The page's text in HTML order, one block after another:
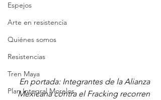
Espejos
Arte en resistencia
Quiénes somos
Resistencias
Tren Maya
Plan Integral Morelos
En portada: Integrantes de la Alianza
Mexicana contra el Fracking recorren